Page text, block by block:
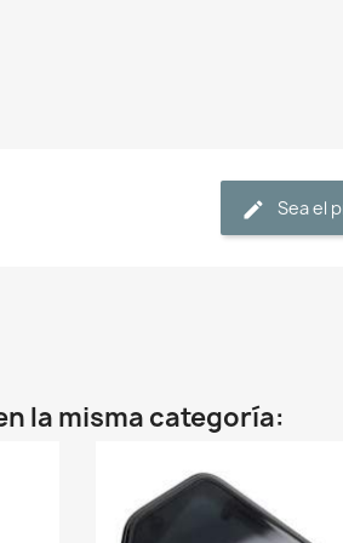
Sea el
la misma categoría: